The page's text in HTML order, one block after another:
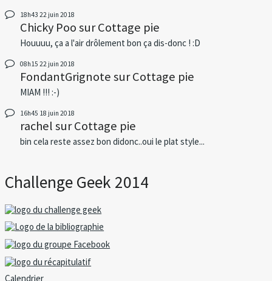
18h43 22 juin 2018
Chicky PoosurCottage pie
Houuuu, ça a l'air drôlement bon ça dis-donc ! :D
08h15 22 juin 2018
FondantGrignotesurCottage pie
MIAM !!! :-)
16h45 18 juin 2018
rachelsurCottage pie
bin cela reste assez bon didonc..oui le plat style...
Challenge Geek 2014
Calendrier